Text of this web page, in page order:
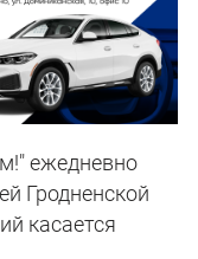
ежедневно
Гродненской
касается